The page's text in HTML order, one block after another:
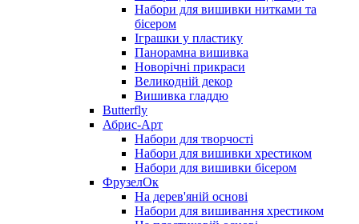
Набори для вишивки нитками та
бісером
Іграшки у пластику
Панорамна вишивка
Новорічні прикраси
Великодній декор
Вишивка гладдю
Butterfly
Абрис-Арт
Набори для творчості
Набори для вишивки хрестиком
Набори для вишивки бісером
ФрузелОк
На дерев'яній основі
Набори для вишивання хрестиком